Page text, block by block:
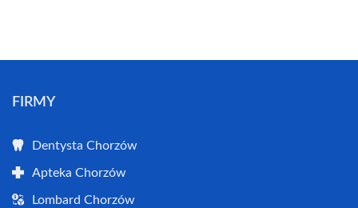
FIRMY
Dentysta Chorzów
Apteka Chorzów
Lombard Chorzów